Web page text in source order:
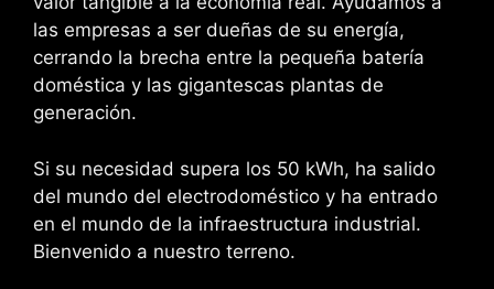
las empresas a ser dueñas de su energía,
cerrando la brecha entre la pequeña batería
doméstica y las gigantescas plantas de
generación.
Si su necesidad supera los 50 kWh, ha salido
del mundo del electrodoméstico y ha entrado
en el mundo de la infraestructura industrial.
Bienvenido a nuestro terreno.